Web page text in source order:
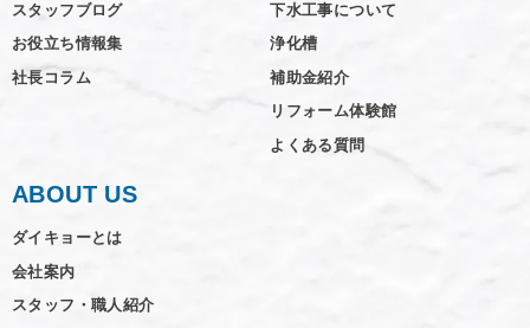
スタッフブログ
お役立ち情報集
社長コラム
下水工事について
浄化槽
補助金紹介
リフォーム体験館
よくある質問
ABOUT US
ダイキョーとは
会社案内
スタッフ・職人紹介